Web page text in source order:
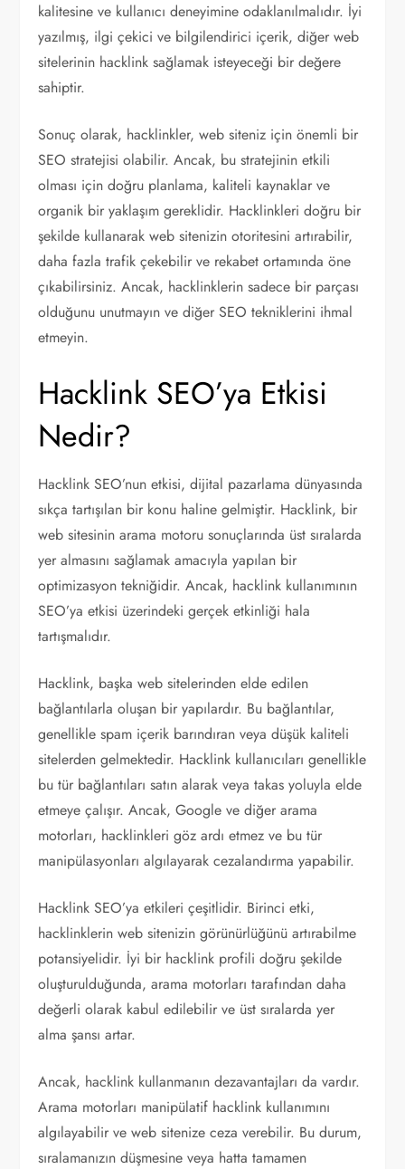
kalitesine ve kullanıcı deneyimine odaklanılmalıdır. İyi
yazılmış, ilgi çekici ve bilgilendirici içerik, diğer web
sitelerinin hacklink sağlamak isteyeceği bir değere
sahiptir.
Sonuç olarak, hacklinkler, web siteniz için önemli bir
SEO stratejisi olabilir. Ancak, bu stratejinin etkili
olması için doğru planlama, kaliteli kaynaklar ve
organik bir yaklaşım gereklidir. Hacklinkleri doğru bir
şekilde kullanarak web sitenizin otoritesini artırabilir,
daha fazla trafik çekebilir ve rekabet ortamında öne
çıkabilirsiniz. Ancak, hacklinklerin sadece bir parçası
olduğunu unutmayın ve diğer SEO tekniklerini ihmal
etmeyin.
Hacklink SEO’ya Etkisi
Nedir?
Hacklink SEO’nun etkisi, dijital pazarlama dünyasında
sıkça tartışılan bir konu haline gelmiştir. Hacklink, bir
web sitesinin arama motoru sonuçlarında üst sıralarda
yer almasını sağlamak amacıyla yapılan bir
optimizasyon tekniğidir. Ancak, hacklink kullanımının
SEO’ya etkisi üzerindeki gerçek etkinliği hala
tartışmalıdır.
Hacklink, başka web sitelerinden elde edilen
bağlantılarla oluşan bir yapılardır. Bu bağlantılar,
genellikle spam içerik barındıran veya düşük kaliteli
sitelerden gelmektedir. Hacklink kullanıcıları genellikle
bu tür bağlantıları satın alarak veya takas yoluyla elde
etmeye çalışır. Ancak, Google ve diğer arama
motorları, hacklinkleri göz ardı etmez ve bu tür
manipülasyonları algılayarak cezalandırma yapabilir.
Hacklink SEO’ya etkileri çeşitlidir. Birinci etki,
hacklinklerin web sitenizin görünürlüğünü artırabilme
potansiyelidir. İyi bir hacklink profili doğru şekilde
oluşturulduğunda, arama motorları tarafından daha
değerli olarak kabul edilebilir ve üst sıralarda yer
alma şansı artar.
Ancak, hacklink kullanmanın dezavantajları da vardır.
Arama motorları manipülatif hacklink kullanımını
algılayabilir ve web sitenize ceza verebilir. Bu durum,
sıralamanızın düşmesine veya hatta tamamen